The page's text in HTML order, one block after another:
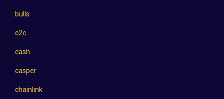
bulls
c2c
cash
casper
chainlink